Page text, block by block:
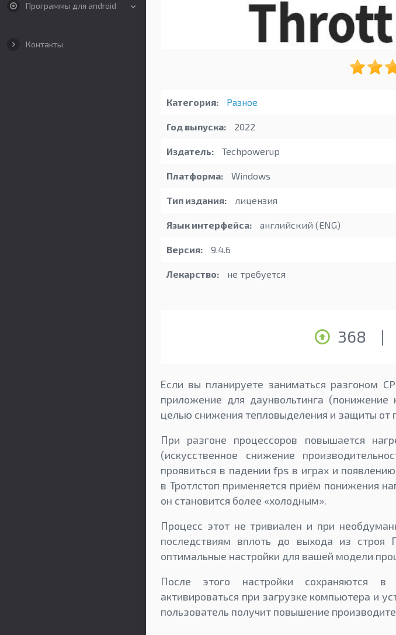
Программы для android
Контакты
Категория: Разное
Год выпуска: 2022
Издатель: Techpowerup
Платформа: Windows
Тип издания: лицензия
Язык интерфейса: английский (ENG)
Версия: 9.4.6
Лекарство: не требуется
368 |
Если вы планируете заниматься разгоном
приложение для даунвольтинга
целью снижения тепловыделения и защиты от
При разгоне процессоров повышается
(искусственное снижение
проявиться в падении fps в играх и
в Тротлстоп применяется приём понижения
он становится более «холодным».
Процесс этот не тривиален и при
последствиям вплоть до выхода из
оптимальные настройки для вашей модели
После этого настройки сохраняются в
активироваться при загрузке компьютера и
пользователь получит повышение